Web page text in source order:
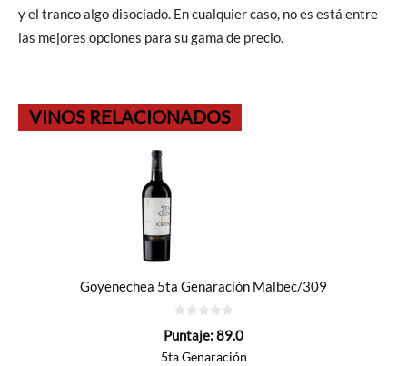
y el tranco algo disociado. En cualquier caso, no es está entre
las mejores opciones para su gama de precio.
VINOS RELACIONADOS
Goyenechea 5ta Genaración Malbec/309
de
Puntaje:89.0
5ta Genaración